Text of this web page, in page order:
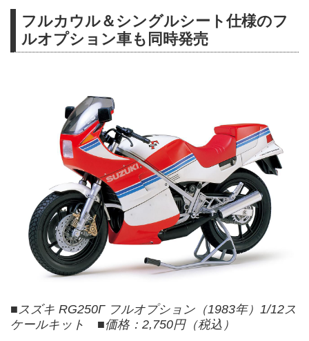
フルカウル＆シングルシート仕様のフ
ルオプション車も同時発売
■スズキ RG250Γ フルオプション（1983年）1/12ス
ケールキット ■価格：2,750円（税込）